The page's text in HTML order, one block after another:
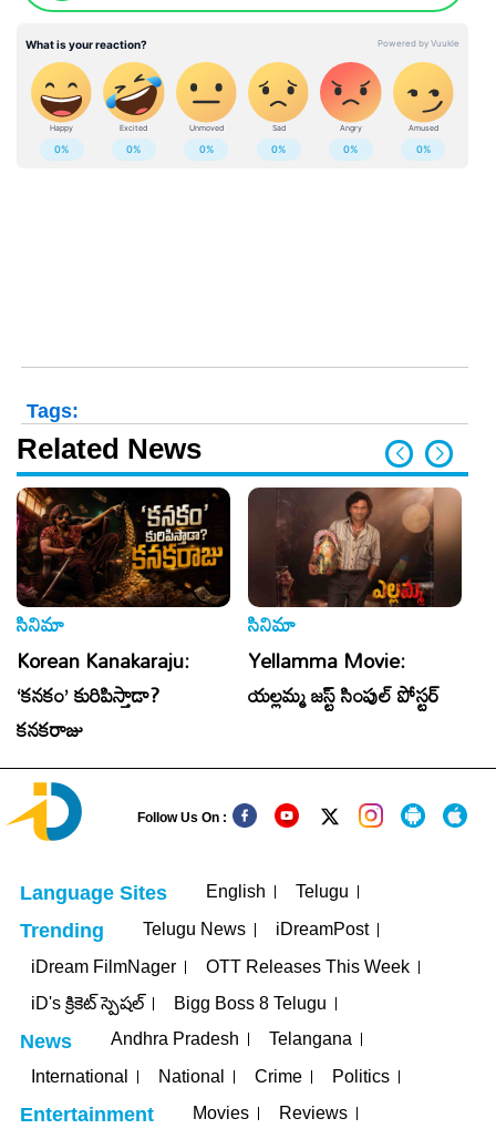
Tags:
Related News
సినిమా
Korean Kanakaraju:
‘కనకం’ కురిపిస్తాడా?
కనకరాజు
సినిమా
Yellamma Movie:
యల్లమ్మ జస్ట్ సింపుల్ పోస్టర్
Follow Us On :
Language Sites English Telugu
Trending Telugu News
iDreamPost
iDream FilmNager
OTT Releases This Week
iD's క్రికెట్ స్పెషల్
Bigg Boss 8 Telugu
News Andhra Pradesh
Telangana
International
National Crime Politics
Entertainment Movies Reviews